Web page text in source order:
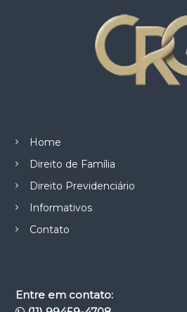
Home
Direito de Família
Direito Previdenciário
Informativos
Contato
Entre em contato: